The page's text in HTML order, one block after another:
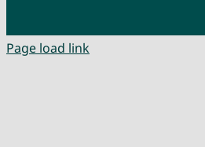
Page load link